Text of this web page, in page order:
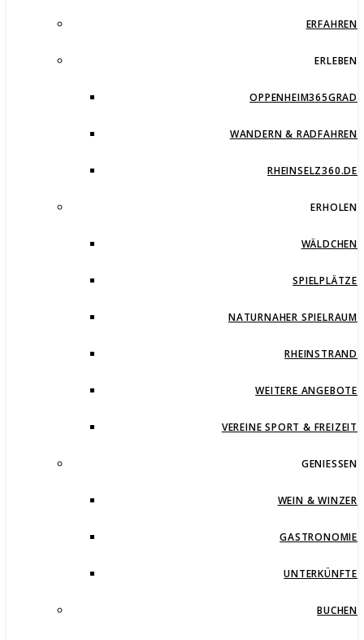
ERFAHREN
ERLEBEN
OPPENHEIM365GRAD
WANDERN & RADFAHREN
RHEINSELZ360.DE
ERHOLEN
WÄLDCHEN
SPIELPLÄTZE
NATURNAHER SPIELRAUM
RHEINSTRAND
WEITERE ANGEBOTE
VEREINE SPORT & FREIZEIT
GENIESSEN
WEIN & WINZER
GASTRONOMIE
UNTERKÜNFTE
BUCHEN